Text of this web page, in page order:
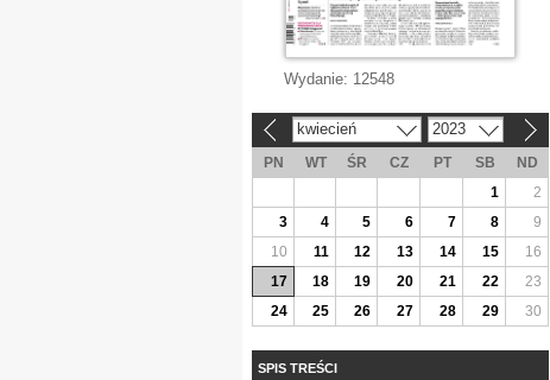
Wydanie: 12548
kwiecień 2023
PN WT ŚR CZ PT SB
ND
1
2
3
4 5 6 7 8
9
10
11 12 13 14 15
16
17
18 19 20 21 22
23
24
25 26 27 28 29 30
SPIS TREŚCI